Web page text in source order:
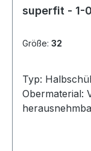
superfit - 1-
Größe: 32
Typ:
Obermaterial: